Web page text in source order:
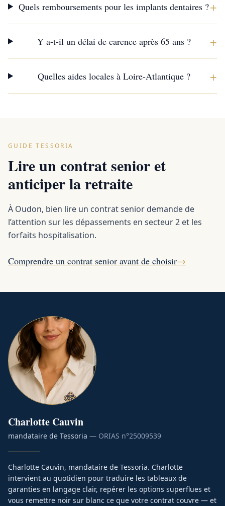
Quels remboursements pour les implants dentaires ?+
Y a-t-il un délai de carence après 65 ans ? +
Quelles aides locales à Loire-Atlantique ? +
GUIDE TESSORIA
Lire un contrat senior et
anticiper la retraite
À Oudon, bien lire un contrat senior demande de
l’attention sur les dépassements en secteur 2 et les
forfaits hospitalisation.
Comprendre un contrat senior avant de choisir→
Charlotte Cauvin
mandataire de Tessoria — ORIAS n°25009539
Charlotte Cauvin, mandataire de Tessoria. Charlotte
intervient au quotidien pour traduire les tableaux de
garanties en langage clair, repérer les options superflues et
vous remettre noir sur blanc ce que votre contrat couvre — et